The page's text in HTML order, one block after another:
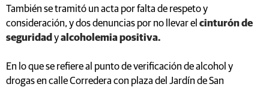
También se tramitó un acta por falta de respeto y
consideración, y dos denuncias por no llevar el cinturón de
seguridad yalcoholemia positiva.
En lo que se refiere al punto de verificación de alcohol y
drogas en calle Corredera con plaza del Jardín de San